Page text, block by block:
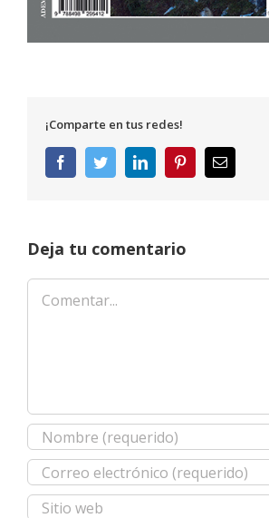
¡Comparte en tus redes!
FacebookTwitterLinkedInPinterestCorreo
Deja tu comentario
Comentar